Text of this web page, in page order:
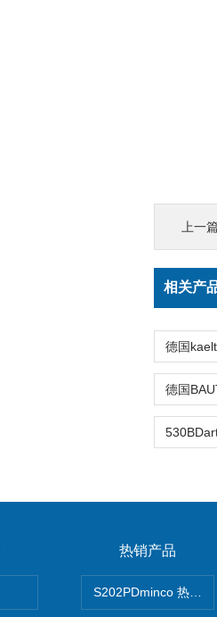
上一
相关产
热销产品
S202PDminco 热电阻